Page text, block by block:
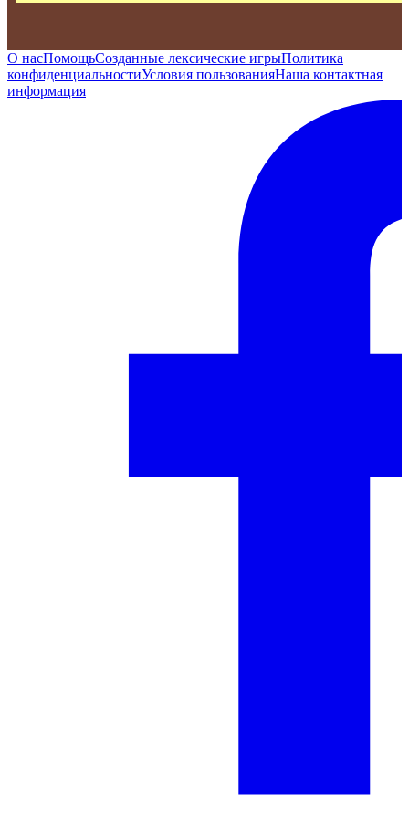
О насПомощьСозданные лексические игрыПолитика
конфиденциальностиУсловия пользованияНаша контактная
информация